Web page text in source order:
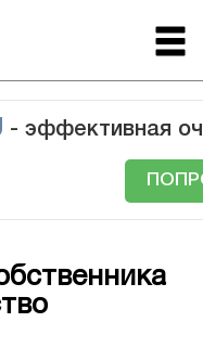
- эффективная